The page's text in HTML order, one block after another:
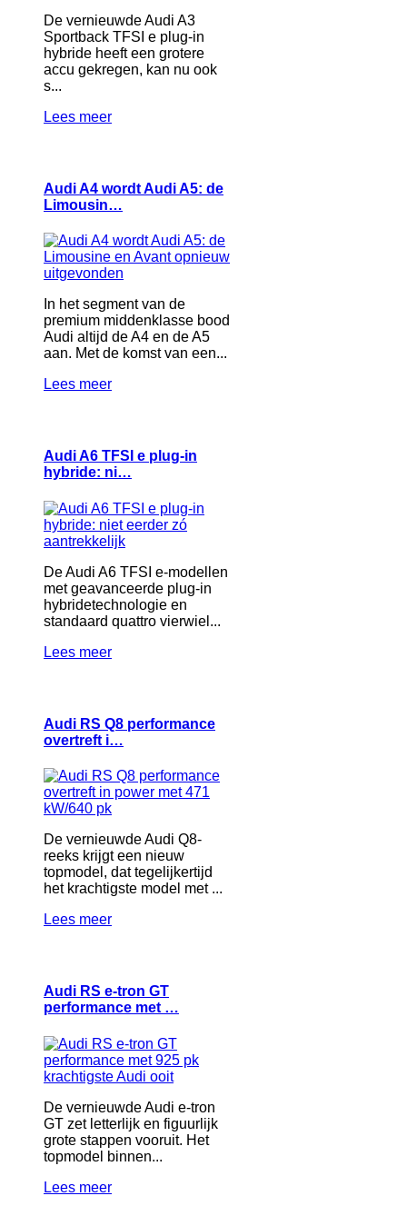
De vernieuwde Audi A3
Sportback TFSI e plug-in
hybride heeft een grotere
accu gekregen, kan nu ook
s...
Lees meer
Audi A4 wordt Audi A5: de
Limousin…
In het segment van de
premium middenklasse bood
Audi altijd de A4 en de A5
aan. Met de komst van een...
Lees meer
Audi A6 TFSI e plug-in
hybride: ni…
De Audi A6 TFSI e-modellen
met geavanceerde plug-in
hybridetechnologie en
standaard quattro vierwiel...
Lees meer
Audi RS Q8 performance
overtreft i…
De vernieuwde Audi Q8-
reeks krijgt een nieuw
topmodel, dat tegelijkertijd
het krachtigste model met ...
Lees meer
Audi RS e-tron GT
performance met …
De vernieuwde Audi e-tron
GT zet letterlijk en figuurlijk
grote stappen vooruit. Het
topmodel binnen...
Lees meer